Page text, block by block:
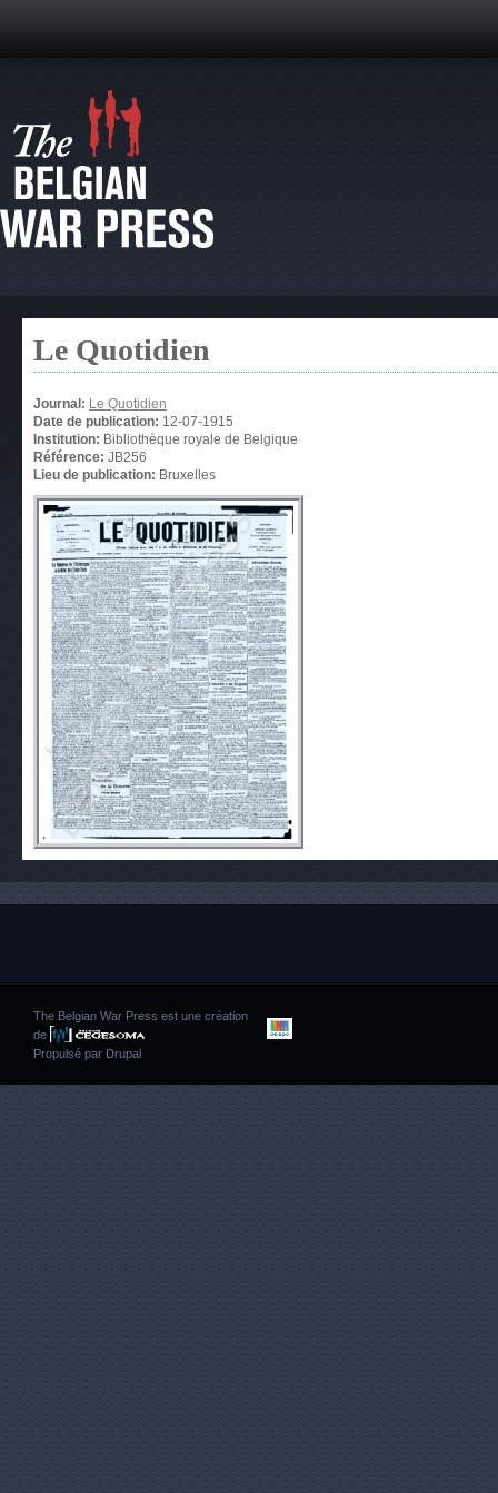
Le Quotidien
Journal: Le Quotidien
Date de publication: 12-07-1915
Institution: Bibliothèque royale de Belgique
Référence: JB256
Lieu de publication: Bruxelles
The Belgian War Press est une création
de
Propulsé par Drupal